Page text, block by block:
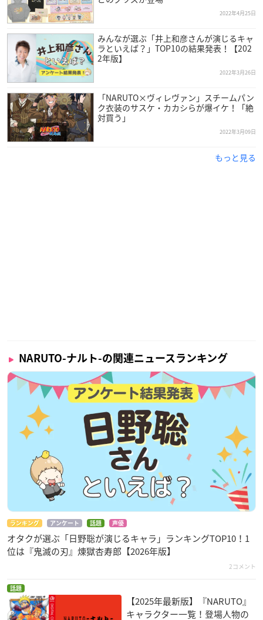
#ナルト20周年pic.twitter.com/CrRa8uY5nb
— カラオケまねきねこ【公式】 (@maneki_official)
28, 2022
2022年4月25日
みんなが選ぶ「井上和彦さんが演じるキャ
ラといえば？」TOP10の結果発表！【202
2年版】
2022年3月26日
「NARUTO×ヴィレヴァン」スチームパン
ク衣装のサスケ・カカシらが爆イケ！「絶
対買う」
2022年3月09日
もっと見る
NARUTO-ナルト-の関連ニュースランキング
ランキング アンケート 話題 声優
オタクが選ぶ「日野聡が演じるキャラ」ランキングTOP10！1
位は『鬼滅の刃』煉󠄁獄杏寿郎【2026年版】
2コメント
話題
【2025年最新版】『NARUTO』
キャラクター一覧！登場人物の